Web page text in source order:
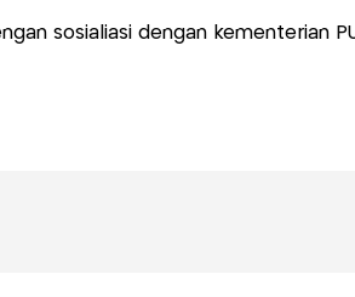
sosialiasi dengan kementerian